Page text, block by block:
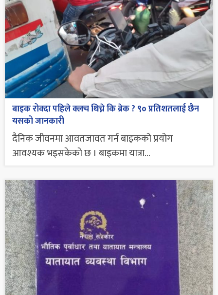
बाइक रोक्दा पहिले क्लच थिच्ने कि ब्रेक ? ९० प्रतिशतलाई छैन
यसको जानकारी
दैनिक जीवनमा आवतजावत गर्न बाइकको प्रयोग
आवश्यक भइसकेको छ । बाइकमा यात्रा...